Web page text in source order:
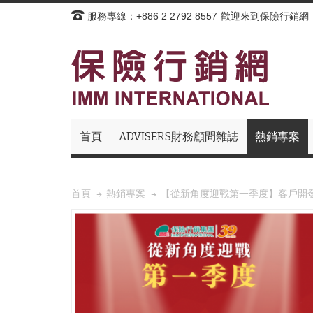
服務專線：+886 2 2792 8557 歡迎來到保險行銷網
首頁 ADVISERS財務顧問雜誌 熱銷專案
首頁 熱銷專案 【從新角度迎戰第一季度】客戶開